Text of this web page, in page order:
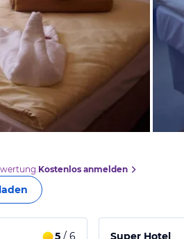
Kostenlos anmelden
5 / 6 Super Hotel